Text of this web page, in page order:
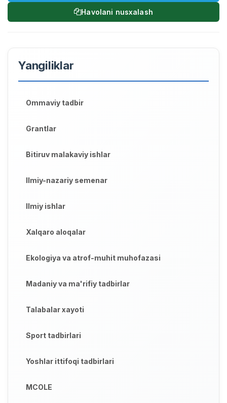
Havolani nusxalash
Yangiliklar
Ommaviy tadbir
Grantlar
Bitiruv malakaviy ishlar
Ilmiy-nazariy semenar
Ilmiy ishlar
Xalqaro aloqalar
Ekologiya va atrof-muhit muhofazasi
Madaniy va ma'rifiy tadbirlar
Talabalar xayoti
Sport tadbirlari
Yoshlar ittifoqi tadbirlari
MCOLE